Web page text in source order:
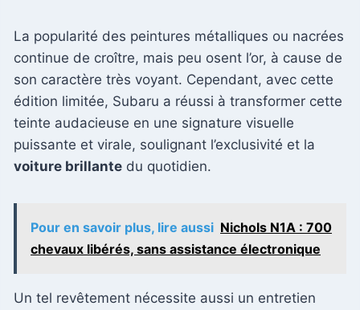
La popularité des peintures métalliques ou nacrées
continue de croître, mais peu osent l’or, à cause de
son caractère très voyant. Cependant, avec cette
édition limitée, Subaru a réussi à transformer cette
teinte audacieuse en une signature visuelle
puissante et virale, soulignant l’exclusivité et la
voiture brillante du quotidien.
Pour en savoir plus, lire aussi Nichols N1A : 700
chevaux libérés, sans assistance électronique
Un tel revêtement nécessite aussi un entretien